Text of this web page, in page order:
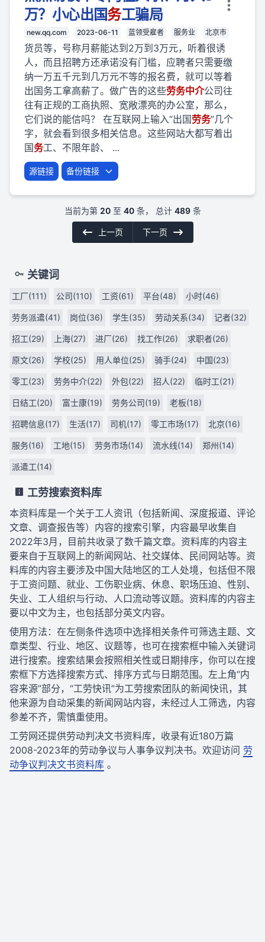
万？小心出国务工骗局
new.qq.com 2023-06-11 蓝领受雇者 服务业 北京市
货员等，号称月薪能达到2万到3万元，听着很诱
人，而且招聘方还承诺没有门槛，应聘者只需要缴
纳一万五千元到几万元不等的报名费，就可以等着
出国务工拿高薪了。做广告的这些劳务中介公司往
往有正规的工商执照、宽敞漂亮的办公室，那么，
它们说的能信吗？ 在互联网上输入“出国劳务”几个
字，就会看到很多相关信息。这些网站大都写着出
国务工、不限年龄、 ...
源链接 备份链接
当前为第 20至 40条， 总计 489条
上一页 下一页
关键词
工厂(111) 公司(110) 工资(61) 平台(48) 小时(46)
劳务派遣(41) 岗位(36) 学生(35) 劳动关系(34) 记者(32)
招工(29) 上海(27) 进厂(26) 找工作(26) 求职者(26)
原文(26) 学校(25) 用人单位(25) 骑手(24) 中国(23)
零工(23) 劳务中介(22) 外包(22) 招人(22) 临时工(21)
日结工(20) 富士康(19) 劳务公司(19) 老板(18)
招聘信息(17) 生活(17) 司机(17) 零工市场(17) 北京(16)
服务(16) 工地(15) 劳务市场(14) 流水线(14) 郑州(14)
派遣工(14)
工劳搜索资料库
本资料库是一个关于工人资讯（包括新闻、深度报道、评论
文章、调查报告等）内容的搜索引擎，内容最早收集自
2022年3月，目前共收录了数千篇文章。资料库的内容主
要来自于互联网上的新闻网站、社交媒体、民间网站等。资
料库的内容主要涉及中国大陆地区的工人处境，包括但不限
于工资问题、就业、工伤职业病、休息、职场压迫、性别、
失业、工人组织与行动、人口流动等议题。资料库的内容主
要以中文为主，也包括部分英文内容。
使用方法：在左侧条件选项中选择相关条件可筛选主题、文
章类型、行业、地区、议题等，也可在搜索框中输入关键词
进行搜索。搜索结果会按照相关性或日期排序，你可以在搜
索框下方选择搜索方式、排序方式与日期范围。左上角“内
容来源”部分，“工劳快讯”为工劳搜索团队的新闻快讯，其
他来源为自动采集的新闻网站内容，未经过人工筛选，内容
参差不齐，需慎重使用。
工劳网还提供劳动判决文书资料库，收录有近180万篇
2008-2023年的劳动争议与人事争议判决书。欢迎访问 劳
动争议判决文书资料库 。